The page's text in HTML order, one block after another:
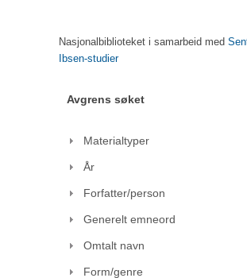
Nasjonalbiblioteket i samarbeid med
Ibsen-studier
Avgrens søket
Materialtyper
År
Forfatter/person
Generelt emneord
Omtalt navn
Form/genre